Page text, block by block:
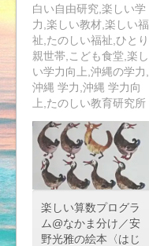
白い自由研究,楽しい学
力,楽しい教材,楽しい福
祉,たのしい福祉,ひとり
親世帯,こども食堂,楽し
い学力向上,沖縄の学力,
沖縄 学力,沖縄 学力向
上,たのしい教育研究所
楽しい算数プログラ
ム@なかま分け／安
野光雅の絵本〈はじ